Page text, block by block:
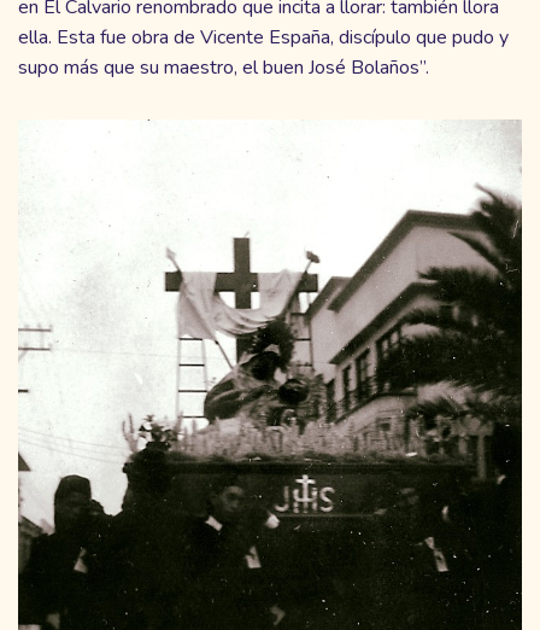
en El Calvario renombrado que incita a llorar: también llora
ella. Esta fue obra de Vicente España, discípulo que pudo y
supo más que su maestro, el buen José Bolaños”.